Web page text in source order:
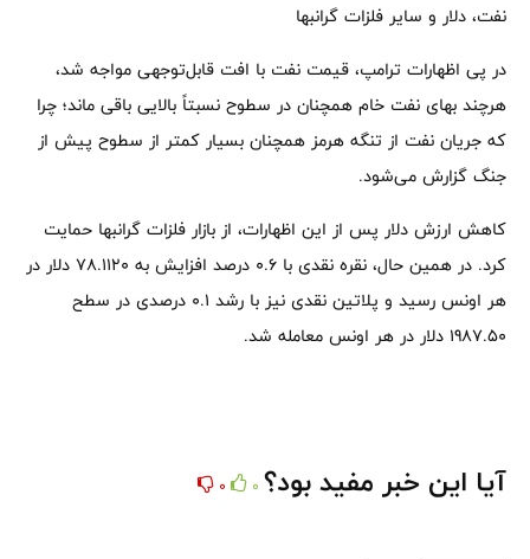
نفت، دلار و سایر فلزات گرانبها
در پی اظهارات ترامپ، قیمت نفت با افت قابل‌توجهی مواجه شد،
هرچند بهای نفت خام همچنان در سطوح نسبتاً بالایی باقی ماند؛ چرا
که جریان نفت از تنگه هرمز همچنان بسیار کمتر از سطوح پیش از
جنگ گزارش می‌شود.
کاهش ارزش دلار پس از این اظهارات، از بازار فلزات گرانبها حمایت
کرد. در همین حال، نقره نقدی با 0.6 درصد افزایش به 78.1120 دلار در
هر اونس رسید و پلاتین نقدی نیز با رشد 0.1 درصدی در سطح
1987.50 دلار در هر اونس معامله شد.
آیا این خبر مفید بود؟ 0
0